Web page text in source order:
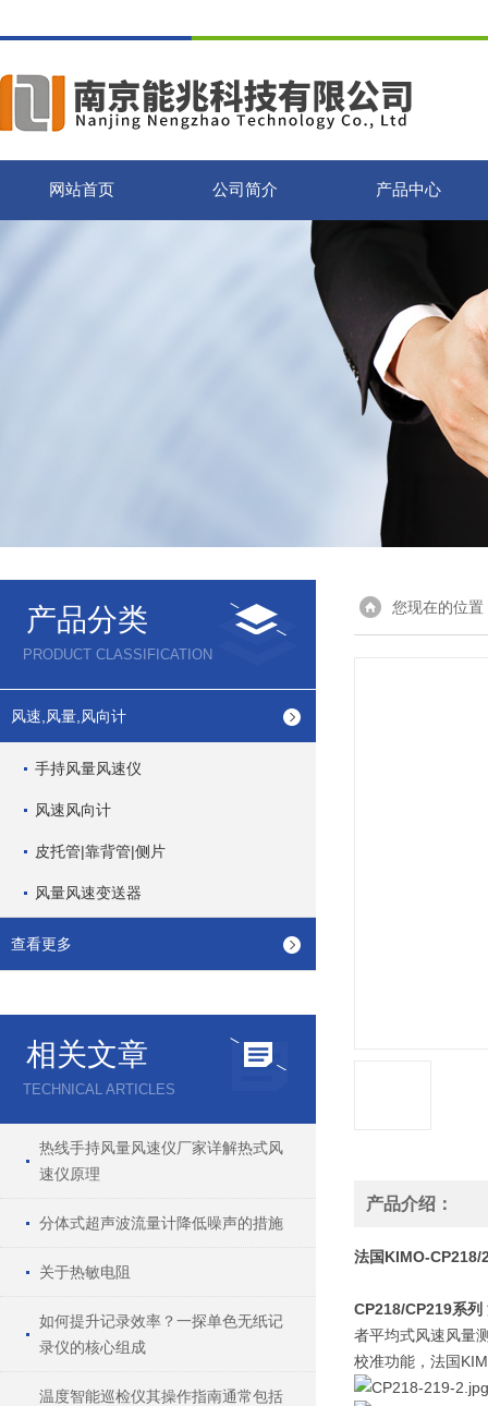
网站首页 公司简介 产品中心
产品分类
PRODUCT CLASSIFICATION
风速,风量,风向计
手持风量风速仪
风速风向计
皮托管|靠背管|侧片
风量风速变送器
查看更多
相关文章
TECHNICAL ARTICLES
热线手持风量风速仪厂家详解热式风
速仪原理
分体式超声波流量计降低噪声的措施
关于热敏电阻
如何提升记录效率？一探单色无纸记
录仪的核心组成
温度智能巡检仪其操作指南通常包括
您现在的位置
产品介绍：
法国KIMO-CP218/
CP218/CP219系列
者平均式风速风量
校准功能，法国